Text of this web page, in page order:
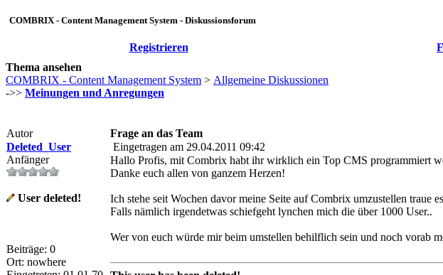
COMBRIX - Content Management System - Diskussionsforum
Registrieren
Thema ansehen
COMBRIX - Content Management System > Allgemeine Diskussionen
->> Meinungen und Anregungen
Autor Frage an das Team
Deleted_User
Anfänger
User deleted!
Beiträge: 0
Ort: nowhere
Eingetragen am 29.04.2011 09:42
Hallo Profis, mit Combrix habt ihr wirklich ein Top CMS programmiert
Danke euch allen von ganzem Herzen!
Ich stehe seit Wochen davor meine Seite auf Combrix umzustellen traue
Falls nämlich irgendetwas schiefgeht lynchen mich die über 1000 User..
Wer von euch würde mir beim umstellen behilflich sein und noch vorab